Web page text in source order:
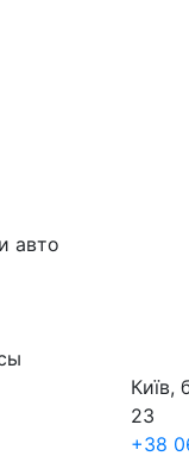
авто
Київ,
23
+38